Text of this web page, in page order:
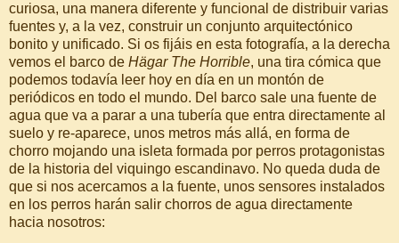
curiosa, una manera diferente y funcional de distribuir varias
fuentes y, a la vez, construir un conjunto arquitectónico
bonito y unificado. Si os fijáis en esta fotografía, a la derecha
vemos el barco de Hägar The Horrible, una tira cómica que
podemos todavía leer hoy en día en un montón de
periódicos en todo el mundo. Del barco sale una fuente de
agua que va a parar a una tubería que entra directamente al
suelo y re-aparece, unos metros más allá, en forma de
chorro mojando una isleta formada por perros protagonistas
de la historia del viquingo escandinavo. No queda duda de
que si nos acercamos a la fuente, unos sensores instalados
en los perros harán salir chorros de agua directamente
hacia nosotros: